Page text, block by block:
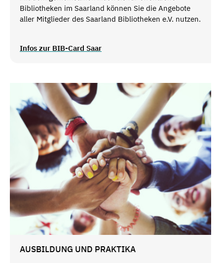
Bibliotheken im Saarland können Sie die Angebote
aller Mitglieder des Saarland Bibliotheken e.V. nutzen.
Infos zur BIB-Card Saar
AUSBILDUNG UND PRAKTIKA